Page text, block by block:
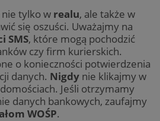
nie tylko w realu, ale także w
się oszuści. Uważajmy na
SMS, które mogą pochodzić
czy firm kurierskich.
o konieczności potwierdzenia
danych. Nigdy nie klikajmy w
Jeśli otrzymamy
danych bankowych, zaufajmy
WOŚP.